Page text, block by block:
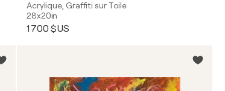
Acrylique, Graffiti sur Toile
28x20in
1 700 $US